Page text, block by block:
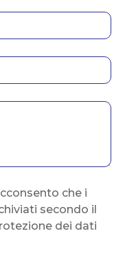
che i
secondo il
dei dati